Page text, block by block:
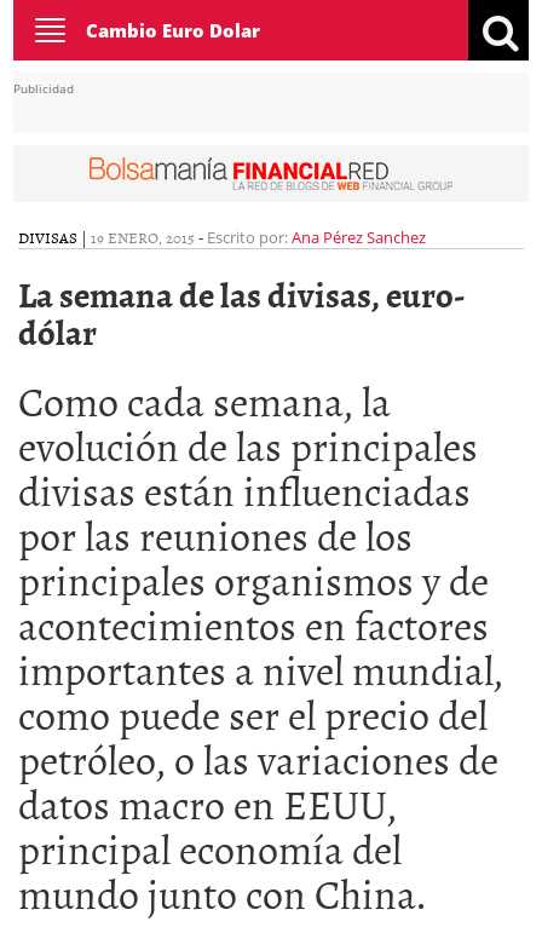
Toggle
navigation
Cambio Euro Dolar
Publicidad
DIVISAS | 19 ENERO, 2015 - Escrito por:Ana Pérez Sanchez
La semana de las divisas, euro-
dólar
Como cada semana, la
evolución de las principales
divisas están influenciadas
por las reuniones de los
principales organismos y de
acontecimientos en factores
importantes a nivel mundial,
como puede ser el precio del
petróleo, o las variaciones de
datos macro en EEUU,
principal economía del
mundo junto con China.